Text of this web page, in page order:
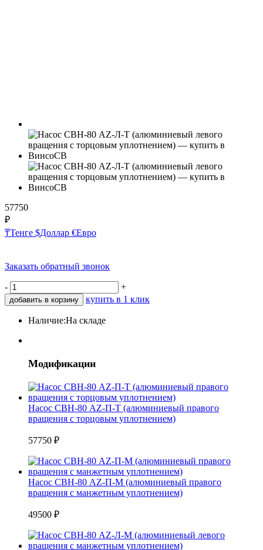
57750
₽
₸Тенге $Доллар €Евро
Заказать обратный звонок
- +
добавить в корзину купить в 1 клик
Наличие:На складе
Модификации
Насос СВН-80 AZ-П-Т (алюминиевый правого
вращения с торцовым уплотнением)
57750 ₽
Насос СВН-80 AZ-П-М (алюминиевый правого
вращения с манжетным уплотнением)
49500 ₽